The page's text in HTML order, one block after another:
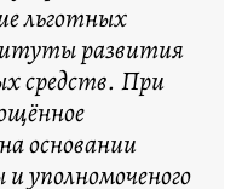
льготных
развития
средств. При
основании
уполномоченого